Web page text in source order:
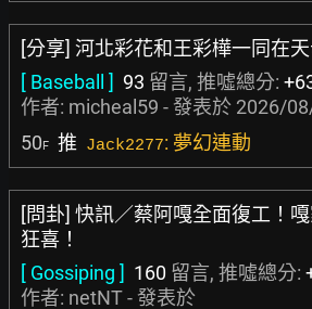
[分享] 河北彩花和王彩樺一同在
[ Baseball ] 93 留言, 推噓總分:
作者: micheal59 - 發表於 2026/
50F 推 Jack2277: 夢幻連動
[問卦] 快訊／蔡阿嘎全面復工！
狂喜！
[ Gossiping ] 160 留言, 推噓總分:
作者: netNT- 發表於